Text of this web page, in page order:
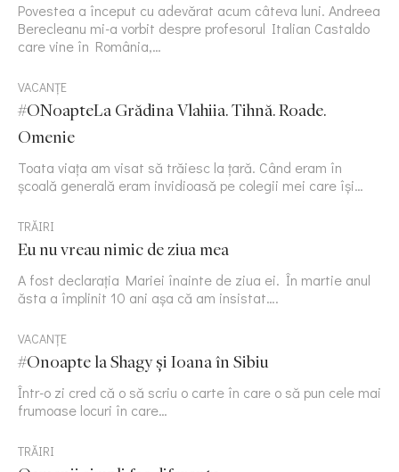
Povestea a început cu adevărat acum câteva luni. Andreea
Berecleanu mi-a vorbit despre profesorul Italian Castaldo
care vine în România,…
VACANȚE
#ONoapteLa Grădina Vlahiia. Tihnă. Roade.
Omenie
Toata viața am visat să trăiesc la țară. Când eram în
școală generală eram invidioasă pe colegii mei care își…
TRĂIRI
Eu nu vreau nimic de ziua mea
A fost declarația Mariei înainte de ziua ei. În martie anul
ăsta a împlinit 10 ani așa că am insistat….
VACANȚE
#Onoapte la Shagy și Ioana în Sibiu
Într-o zi cred că o să scriu o carte în care o să pun cele mai
frumoase locuri în care…
TRĂIRI